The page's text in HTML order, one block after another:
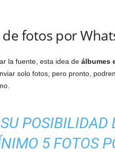
fotos por
la fuente, esta idea de álbumes
solo fotos, pero pronto,
POSIBILIDAD
5 FOTOS